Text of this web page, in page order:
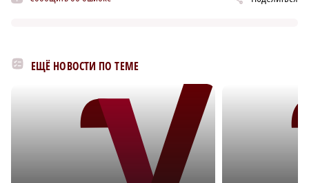
ЕЩЁ НОВОСТИ ПО ТЕМЕ